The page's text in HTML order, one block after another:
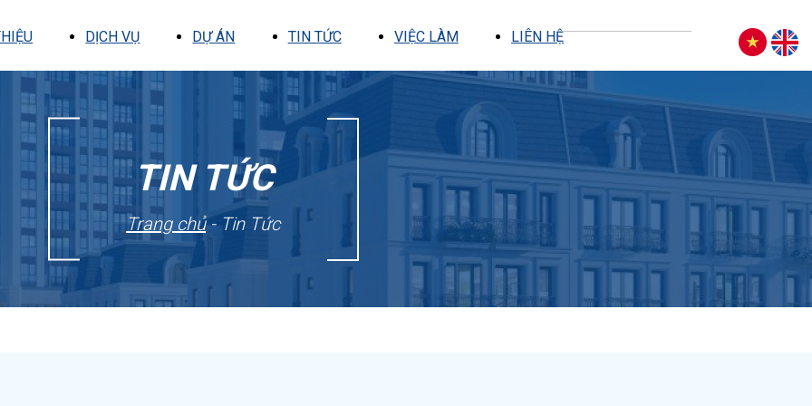
DỊCH VỤ DỰ ÁN TIN TỨC VIỆC LÀM LIÊN HỆSearch
TIN TỨC
Trang chủ- Tin Tức